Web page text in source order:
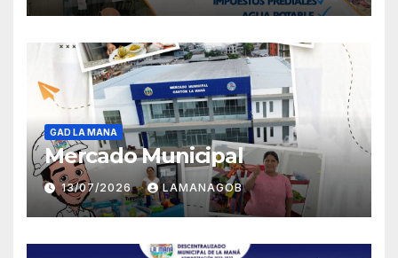
GAD LA MANA
Mercado Municipal
13/07/2026 LAMANAGOB